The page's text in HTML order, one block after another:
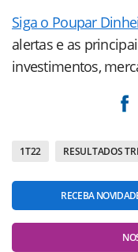
Siga o Poupar
alertas e as
investimentos,
1T22 RESULTADOS
RECEBA